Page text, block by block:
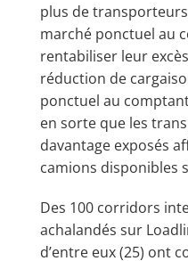
plus de
marché ponctuel au
rentabiliser leur
réduction de
ponctuel au
en sorte que les
davantage exposés
camions disponibles
Des 100 corridors
achalandés sur
d’entre eux (25) ont